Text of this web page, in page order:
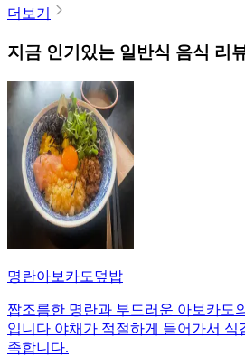
더보기
지금 인기있는 일반식 음식 리
명란아보카도덮밥
짭조름한 명란과 부드러운 아보카도
입니다 야채가 적절하게 들어가서 식
족합니다.